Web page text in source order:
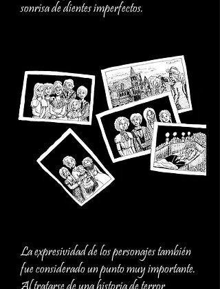
sonrisa de dientes imperfectos.
La expresividad de los personajes también
fue considerado un punto muy importante.